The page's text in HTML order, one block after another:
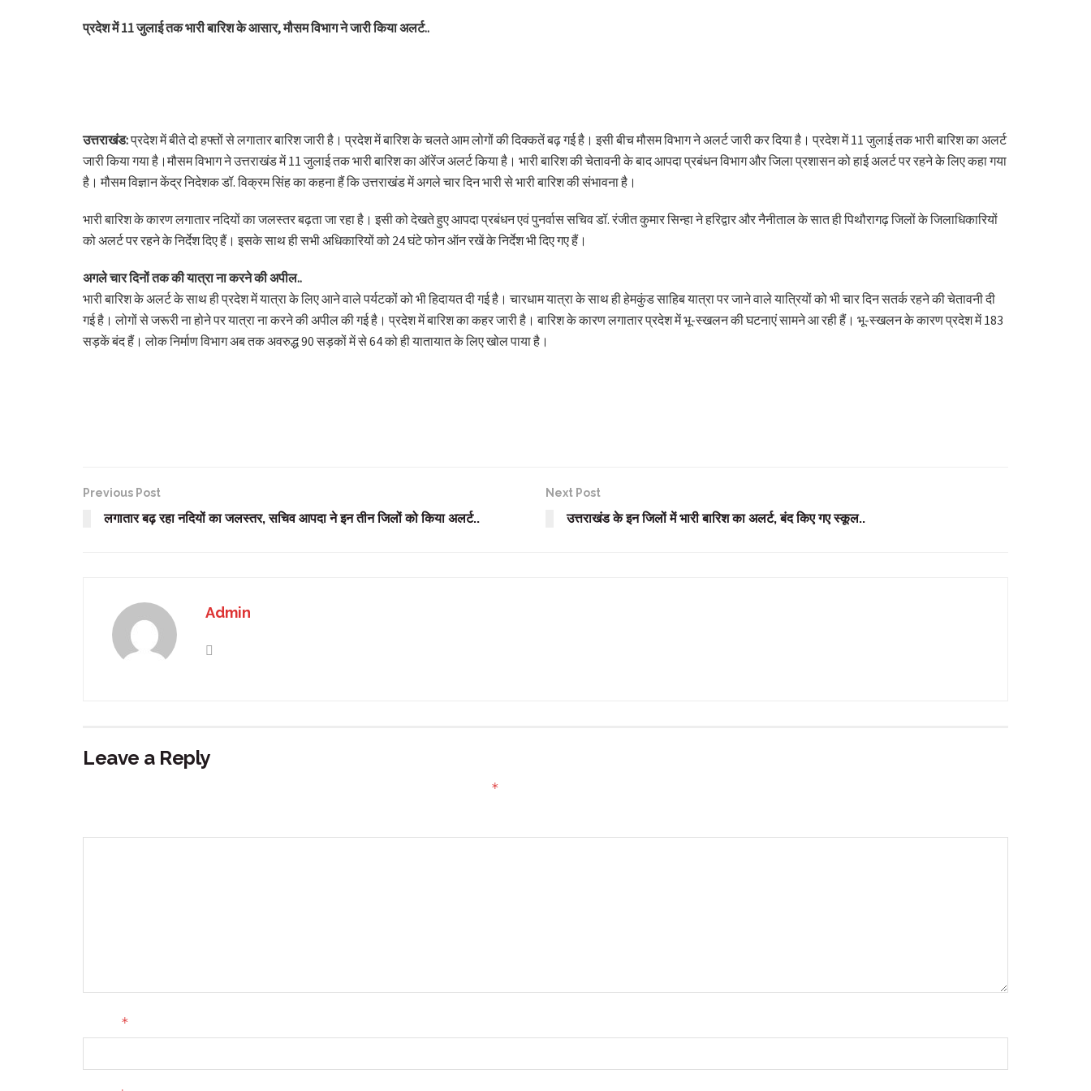
प्रदेश में 11 जुलाई तक भारी बारिश के आसार, मौसम विभाग ने जारी किया अलर्ट..
उत्तराखंड:प्रदेश में बीते दो हफ्तों से लगातार बारिश जारी है। प्रदेश में बारिश के चलते आम लोगों की दिक्कतें बढ़ गई है। इसी बीच मौसम विभाग ने अलर्ट जारी कर दिया है। प्रदेश में 11 जुलाई तक भारी बारिश का अलर्ट
जारी किया गया है।मौसम विभाग ने उत्तराखंड में 11 जुलाई तक भारी बारिश का ऑरेंज अलर्ट किया है। भारी बारिश की चेतावनी के बाद आपदा प्रबंधन विभाग और जिला प्रशासन को हाई अलर्ट पर रहने के लिए कहा गया
है। मौसम विज्ञान केंद्र निदेशक डॉ. विक्रम सिंह का कहना हैं कि उत्तराखंड में अगले चार दिन भारी से भारी बारिश की संभावना है।
भारी बारिश के कारण लगातार नदियों का जलस्तर बढ़ता जा रहा है। इसी को देखते हुए आपदा प्रबंधन एवं पुनर्वास सचिव डॉ. रंजीत कुमार सिन्हा ने हरिद्वार और नैनीताल के सात ही पिथौरागढ़ जिलों के जिलाधिकारियों
को अलर्ट पर रहने के निर्देश दिए हैं। इसके साथ ही सभी अधिकारियों को 24 घंटे फोन ऑन रखें के निर्देश भी दिए गए हैं।
अगले चार दिनों तक की यात्रा ना करने की अपील..
भारी बारिश के अलर्ट के साथ ही प्रदेश में यात्रा के लिए आने वाले पर्यटकों को भी हिदायत दी गई है। चारधाम यात्रा के साथ ही हेमकुंड साहिब यात्रा पर जाने वाले यात्रियों को भी चार दिन सतर्क रहने की चेतावनी दी
गई है। लोगों से जरूरी ना होने पर यात्रा ना करने की अपील की गई है। प्रदेश में बारिश का कहर जारी है। बारिश के कारण लगातार प्रदेश में भू-स्खलन की घटनाएं सामने आ रही हैं। भू-स्खलन के कारण प्रदेश में 183
सड़कें बंद हैं। लोक निर्माण विभाग अब तक अवरुद्ध 90 सड़कों में से 64 को ही यातायात के लिए खोल पाया है।
Previous Post
लगातार बढ़ रहा नदियों का जलस्तर, सचिव आपदा ने इन तीन जिलों को किया अलर्ट..
Next Post
उत्तराखंड के इन जिलों में भारी बारिश का अलर्ट, बंद किए गए स्कूल..
Admin
Leave a Reply
*
*